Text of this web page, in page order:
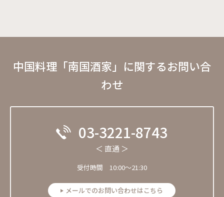
中国料理「南国酒家」に関するお問い合
わせ
03-3221-8743
＜ 直通 ＞
受付時間 10:00～21:30
メールでのお問い合わせはこちら